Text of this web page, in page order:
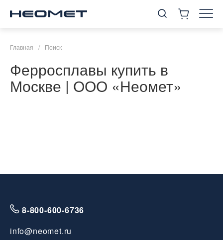
Главная / Поиск
Ферросплавы купить в
Москве | ООО «Неомет»
8-800-600-6736
info@neomet.ru